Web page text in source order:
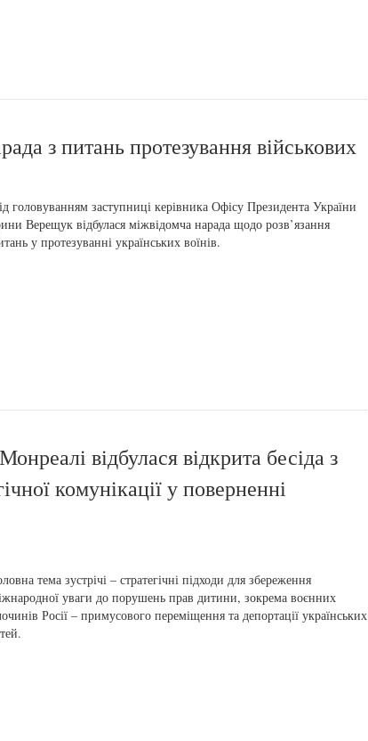
з питань протезування військових
головуванням заступниці керівника Офісу Президента України
Верещук відбулася міжвідомча нарада щодо розв’язання
у протезуванні українських воїнів.
відбулася відкрита бесіда з
комунікації у поверненні
тема зустрічі – стратегічні підходи для збереження
уваги до порушень прав дитини, зокрема воєнних
Росії – примусового переміщення та депортації українських